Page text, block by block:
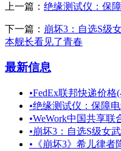
上一篇： 绝缘测试仪：保
下一篇： 崩坏3：自选S级
本舰长看见了青春
最新信息
•FedEx联邦快递价格
•绝缘测试仪：保障
•WeWork中国共享联
•崩坏3：自选S级女
• 《崩坏3》希儿律